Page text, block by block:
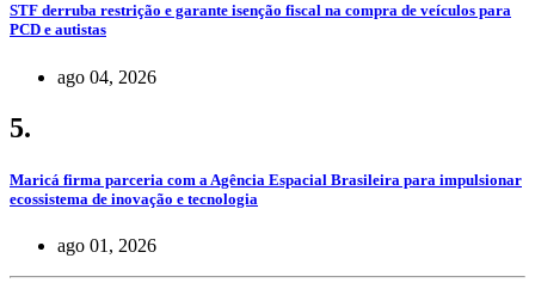
STF derruba restrição e garante isenção fiscal na compra de veículos para
PCD e autistas
ago 04, 2026
5.
Maricá firma parceria com a Agência Espacial Brasileira para impulsionar
ecossistema de inovação e tecnologia
ago 01, 2026